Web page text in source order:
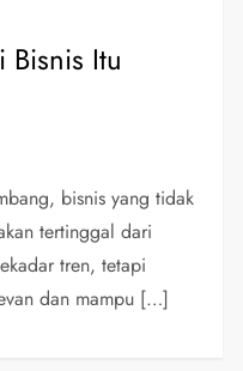
Itu
bisnis yang tidak
tertinggal dari
tren, tetapi
dan mampu […]